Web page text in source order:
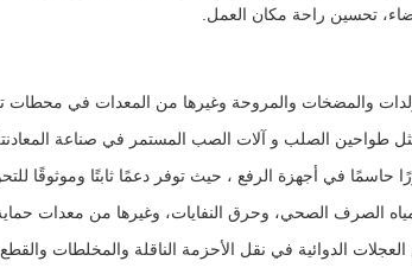
تحسين راحة مكان العمل.
والمضخات والمروحة وغيرها من المعدات في محطات
طواحين الصلب و آلات الصب المستمر في صناعة
حاسمًا في أجهزة الرفع ، حيث توفر دعمًا ثابتًا وموثوقًا
الصرف الصحي، وحرق النفايات، وغيرها من معدات
الدوائية في نقل الأحزمة الناقلة والمخلطات